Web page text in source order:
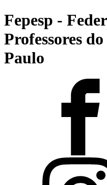
Fepesp -
Professores
Paulo